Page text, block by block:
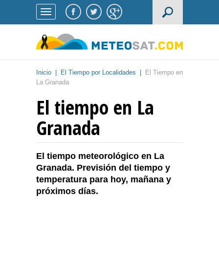
Inicio El Tiempo por Localidades
El Tiempo en
La Granada
El tiempo en La
Granada
El tiempo meteorológico en La
Granada. Previsión del tiempo y
temperatura para hoy, mañana y
próximos días.